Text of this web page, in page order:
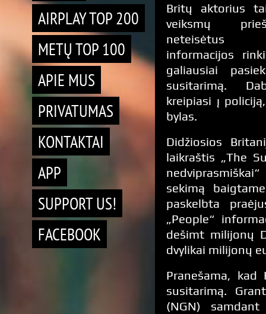
AIRPLAY TOP 200
METŲ TOP 100
APIE MUS
PRIVATUMAS
KONTAKTAI
APP
SUPPORT US!
FACEBOOK
Britų aktorius
veiksmų
neteisėtus
informacijos
galiausiai
susitarimą.
kreipiasi į
bylas.
Didžiosios
laikraštis „The
sekimą
paskelbta
„People“
dešimt milijonų
dvylikai milijonų
Pranešama,
susitarimą.
(NGN)